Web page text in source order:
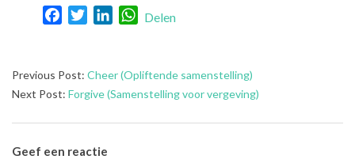
FacebookTwitterLinkedInWhatsApp
Delen
2021-
08-
Previous Post: Cheer (Opliftende samenstelling)
Next Post: Forgive (Samenstelling voor vergeving)
Geef een reactie